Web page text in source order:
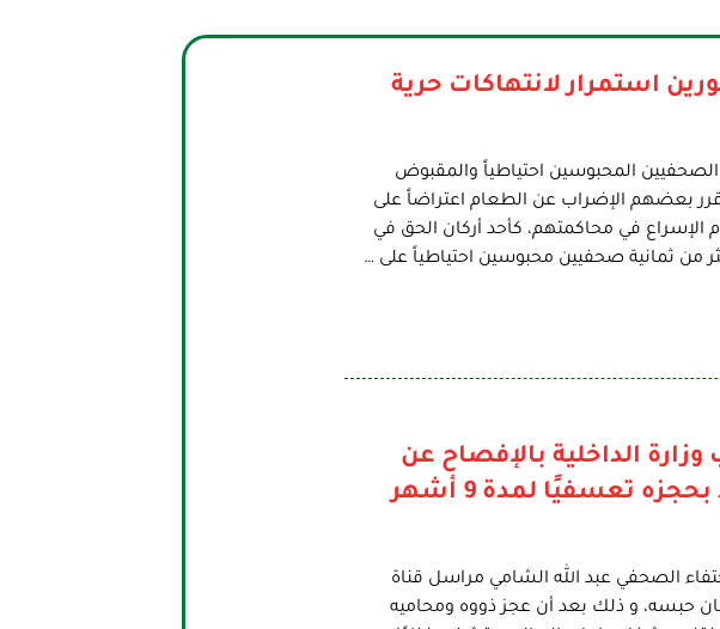
استمرار لانتهاكات حرية
المحبوسين احتياطياً والمقبوض
بعضهم الإضراب عن الطعام اعتراضاً على
في محاكمتهم، كأحد أركان الحق في
من ثمانية صحفيين محبوسين احتياطياً على …
الداخلية بالإفصاح عن
مكان الصحفي عبد الله الشامي، وتندد بحجزه تعسفيًا لمدة 9 أشهر
الصحفي عبد الله الشامي مراسل قناة
حبسه، و ذلك بعد أن عجز ذووه ومحاميه